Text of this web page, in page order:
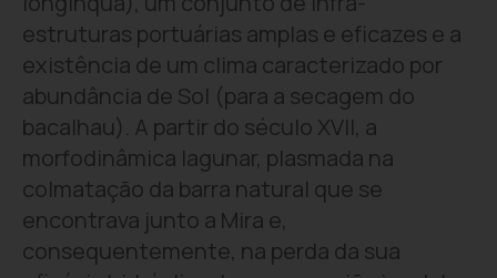
estruturas portuárias amplas e eficazes e a
existência de um clima caracterizado por
abundância de Sol (para a secagem do
bacalhau). A partir do século XVII, a
morfodinâmica lagunar, plasmada na
colmatação da barra natural que se
encontrava junto a Mira e,
consequentemente, na perda da sua